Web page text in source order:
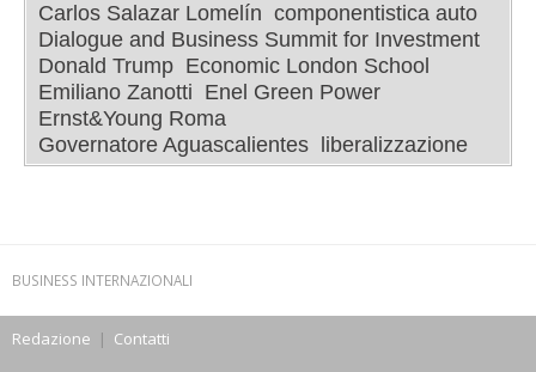
Carlos Salazar Lomelín componentistica auto
Dialogue and Business Summit for Investment
Donald Trump Economic London School
Emiliano Zanotti Enel Green Power
Ernst&Young Roma
Governatore Aguascalientes
liberalizzazione
BUSINESS INTERNAZIONALI
Redazione | Contatti